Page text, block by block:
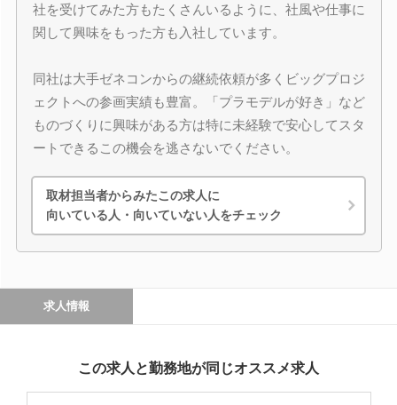
社を受けてみた方もたくさんいるように、社風や仕事に
関して興味をもった方も入社しています。
同社は大手ゼネコンからの継続依頼が多くビッグプロジ
ェクトへの参画実績も豊富。「プラモデルが好き」など
ものづくりに興味がある方は特に未経験で安心してスタ
ートできるこの機会を逃さないでください。
取材担当者からみたこの求人に
向いている人・向いていない人をチェック
求人情報
この求人と勤務地が同じオススメ求人